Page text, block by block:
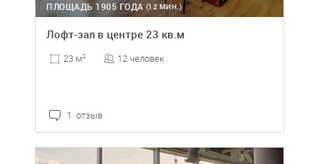
(12 МИН.)
ПЛОЩАДЬ 1905 ГОДА
Лофт-зал в центре 23 кв.м
23 м2 12 человек
1 отзыв